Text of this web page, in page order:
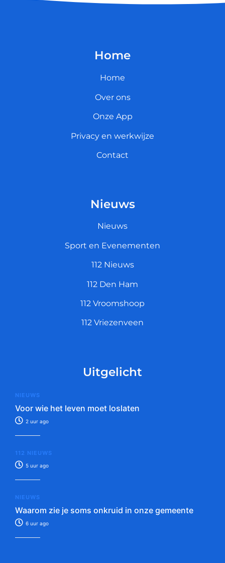
Home
Home
Over ons
Onze App
Privacy en werkwijze
Contact
Nieuws
Nieuws
Sport en Evenementen
112 Nieuws
112 Den Ham
112 Vroomshoop
112 Vriezenveen
Uitgelicht
NIEUWS
Voor wie het leven moet loslaten
2 uur ago
112 NIEUWS
5 uur ago
NIEUWS
Waarom zie je soms onkruid in onze gemeente
6 uur ago